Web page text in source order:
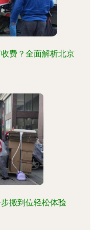
费？全面解析北京
搬到位轻松体验